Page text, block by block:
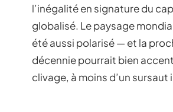
l’inégalité en signature du
globalisé. Le paysage
été aussi polarisé — et la
décennie pourrait bien
clivage, à moins d’un